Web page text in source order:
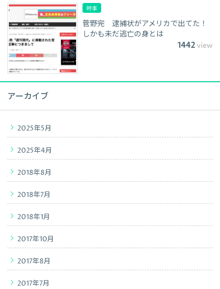
時事
菅野完 逮捕状がアメリカで出てた！
しかも未だ逃亡の身とは
1442 view
アーカイブ
2025年5月
2025年4月
2018年8月
2018年7月
2018年1月
2017年10月
2017年8月
2017年7月